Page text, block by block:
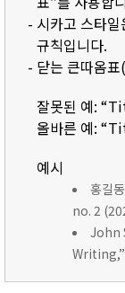
- 시카고 스타
규칙입니다.
- 닫는 큰따옴
잘못된 예:
올바른 예:
예시
홍길
no. 2
John